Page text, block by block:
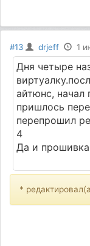
#13 drjeff 1
Дня четыре
айтюнс, начал
пришлось
перепрошил
4
Да и прошивка
*